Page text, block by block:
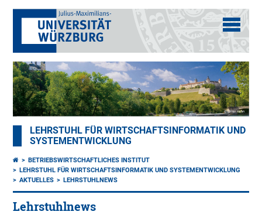
LEHRSTUHL FÜR WIRTSCHAFTSINFORMATIK UND
SYSTEMENTWICKLUNG
BETRIEBSWIRTSCHAFTLICHES INSTITUT
LEHRSTUHL FÜR WIRTSCHAFTSINFORMATIK UND SYSTEMENTWICKLUNG
AKTUELLES
LEHRSTUHLNEWS
Lehrstuhlnews